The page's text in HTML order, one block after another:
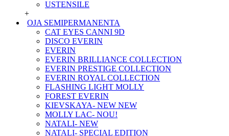
USTENSILE
+
OJA SEMIPERMANENTA
CAT EYES CANNI 9D
DISCO EVERIN
EVERIN
EVERIN BRILLIANCE COLLECTION
EVERIN PRESTIGE COLLECTION
EVERIN ROYAL COLLECTION
FLASHING LIGHT MOLLY
FOREST EVERIN
KIEVSKAYA- NEW NEW
MOLLY LAC- NOU!
NATALI- NEW
NATALI- SPECIAL EDITION